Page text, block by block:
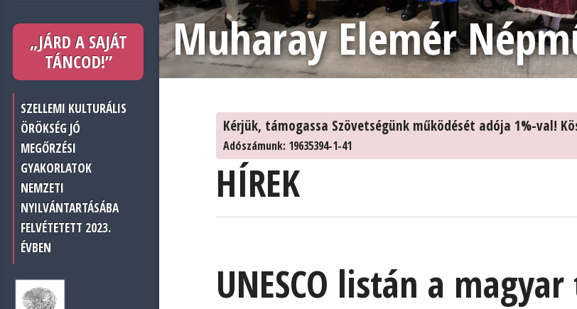
Muharay Elemér
Kérjük, támogassa Szövetségünk működését adója 1%-val!
Adószámunk: 19635394-1-41
HÍREK
UNESCO listán a
„JÁRD A SAJÁT
TÁNCOD!”
SZELLEMI KULTURÁLIS
ÖRÖKSÉG JÓ
MEGŐRZÉSI
GYAKORLATOK
NEMZETI
NYILVÁNTARTÁSÁBA
FELVÉTETETT 2023.
ÉVBEN